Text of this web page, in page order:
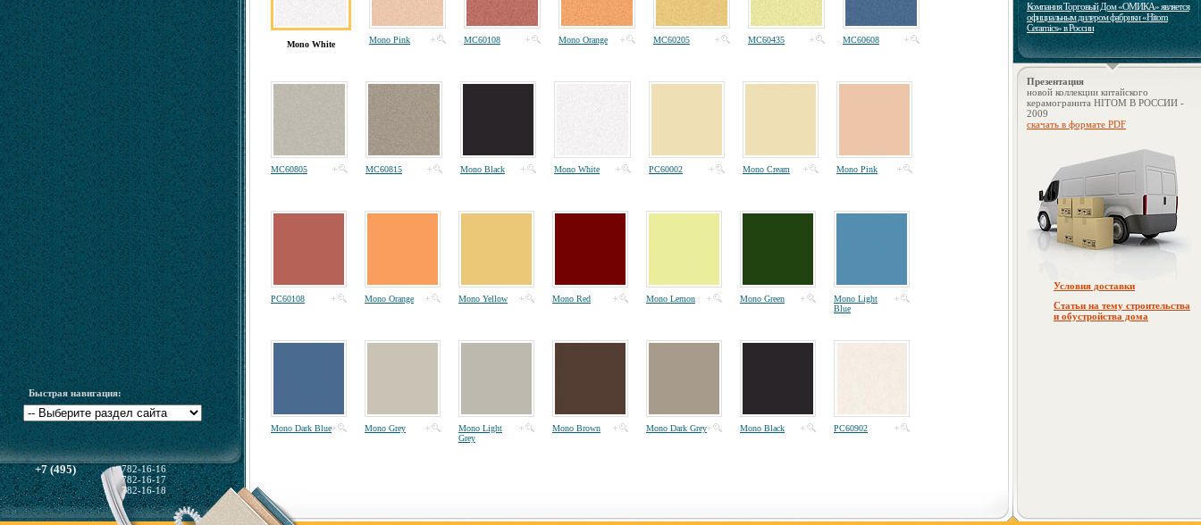
Быстрая навигация:
+7 (495)
782-16-16
782-16-17
782-16-18
Mono White Mono Pink MC60108 Mono Orange MC60205 MC60435 MC60608
MC60805 MC60815 Mono Black Mono White PC60002 Mono Cream Mono Pink
PC60108 Mono Orange Mono Yellow Mono Red Mono Lemon Mono Green
Mono Light
Blue
Mono Dark Blue Mono Grey
Mono Light
Grey
Mono Brown Mono Dark Grey Mono Black PC60902
Компания Торговый Дом «ОМИКА» является
официальным дилером фабрики «Hitom
Ceramics» в России
Презентация
новой коллекции китайского
керамогранита HITOM В РОССИИ -
2009
скачать в формате PDF
Условия доставки
Статьи на тему строительства
и обустройства дома